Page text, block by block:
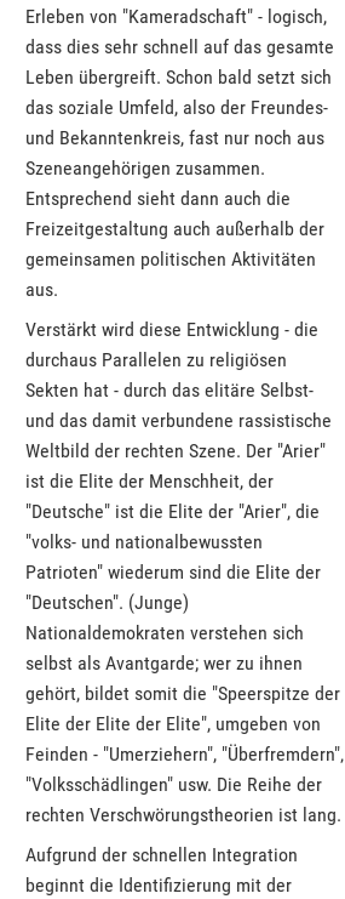
Erleben von "Kameradschaft" - logisch,
dass dies sehr schnell auf das gesamte
Leben übergreift. Schon bald setzt sich
das soziale Umfeld, also der Freundes-
und Bekanntenkreis, fast nur noch aus
Szeneangehörigen zusammen.
Entsprechend sieht dann auch die
Freizeitgestaltung auch außerhalb der
gemeinsamen politischen Aktivitäten
aus.
Verstärkt wird diese Entwicklung - die
durchaus Parallelen zu religiösen
Sekten hat - durch das elitäre Selbst-
und das damit verbundene rassistische
Weltbild der rechten Szene. Der "Arier"
ist die Elite der Menschheit, der
"Deutsche" ist die Elite der "Arier", die
"volks- und nationalbewussten
Patrioten" wiederum sind die Elite der
"Deutschen". (Junge)
Nationaldemokraten verstehen sich
selbst als Avantgarde; wer zu ihnen
gehört, bildet somit die "Speerspitze der
Elite der Elite der Elite", umgeben von
Feinden - "Umerziehern", "Überfremdern"‚
"Volksschädlingen" usw. Die Reihe der
rechten Verschwörungstheorien ist lang.
Aufgrund der schnellen Integration
beginnt die Identifizierung mit der